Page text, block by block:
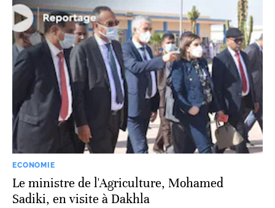
ECONOMIE
Le ministre de l'Agriculture, Mohamed
Sadiki, en visite à Dakhla